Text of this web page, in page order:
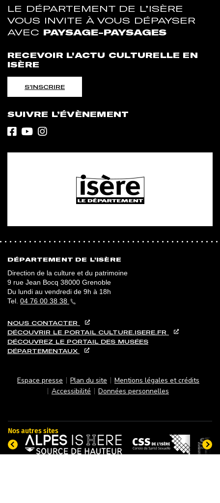
LE DÉPARTEMENT DE L’ISÈRE
VOUS INVITE À VOUS DÉPAYSER
AVEC PAYSAGE-PAYSAGES
RECEVOIR L'ACTU CULTURELLE EN
ISÈRE
S'INSCRIRE
SUIVRE L’ÉVÈNEMENT
DÉPARTEMENT DE L'ISÈRE
Direction de la culture et du patrimoine
9 rue Jean Bocq 38000 Grenoble
Du lundi au vendredi de 9h à 18h
Tel. 04 76 00 38 38
NOUS CONTACTER
DÉCOUVRIR LE PORTAIL CULTURE.ISERE.FR
DÉCOUVREZ LE PORTAIL DES MUSÉES
DÉPARTEMENTAUX
PIED DE PAGE
Espace presse Plan du site
Mentions légales et crédits
Accessibilité
Données personnelles
Nos autres sites